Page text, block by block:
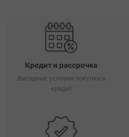
Кредит и рассрочка
Выгодные условия покупки в
кредит